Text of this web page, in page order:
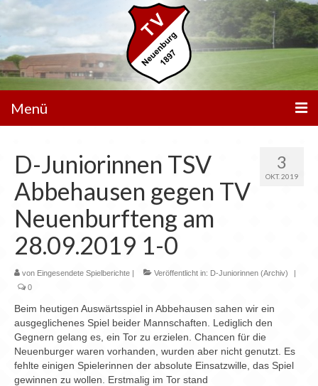
Menü
Spielbetrieb
Mannschaften
Walking Football
Sponsoren
Chronik
Archiv
3
OKT. 2019
D-Juniorinnen TSV
Abbehausen gegen TV
Neuenburfteng am
28.09.2019 1-0
von Eingesendete Spielberichte | Veröffentlicht in: D-Juniorinnen (Archiv)
|
0
Beim heutigen Auswärtsspiel in Abbehausen sahen wir ein
ausgeglichenes Spiel beider Mannschaften. Lediglich den
Gegnern gelang es, ein Tor zu erzielen. Chancen für die
Neuenburger waren vorhanden, wurden aber nicht genutzt. Es
fehlte einigen Spielerinnen der absolute Einsatzwille, das Spiel
gewinnen zu wollen. Erstmalig im Tor stand